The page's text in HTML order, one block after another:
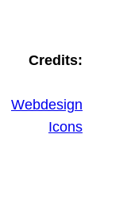
Credits:
Webdesign
Icons